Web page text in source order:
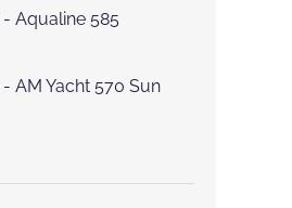
Aqualine 585
AM Yacht 570 Sun